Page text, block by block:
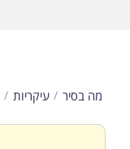
מה בסיר עיקריות